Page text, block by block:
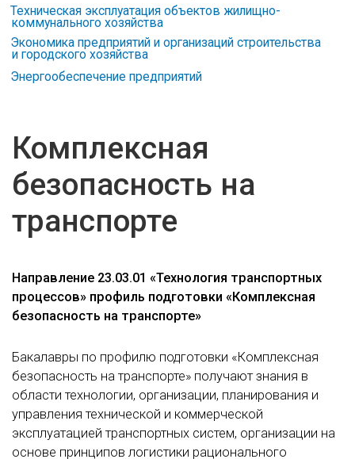
Техническая эксплуатация объектов жилищно-
коммунального хозяйства
Экономика предприятий и организаций строительства
и городского хозяйства
Энергообеспечение предприятий
Комплексная
безопасность на
транспорте
Направление 23.03.01 «Технология транспортных
процессов» профиль подготовки «Комплексная
безопасность на транспорте»
Бакалавры по профилю подготовки «Комплексная
безопасность на транспорте» получают знания в
области технологии, организации, планирования и
управления технической и коммерческой
эксплуатацией транспортных систем, организации на
основе принципов логистики рационального